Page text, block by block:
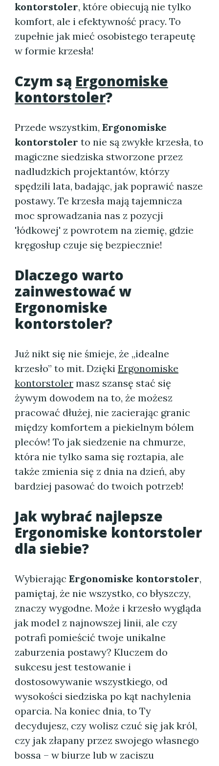
kontorstoler, które obiecują nie tylko
komfort, ale i efektywność pracy. To
zupełnie jak mieć osobistego terapeutę
w formie krzesła!
Czym są Ergonomiske
kontorstoler?
Przede wszystkim, Ergonomiske
kontorstoler to nie są zwykłe krzesła, to
magiczne siedziska stworzone przez
nadludzkich projektantów, którzy
spędzili lata, badając, jak poprawić nasze
postawy. Te krzesła mają tajemnicza
moc sprowadzania nas z pozycji
'łódkowej' z powrotem na ziemię, gdzie
kręgosłup czuje się bezpiecznie!
Dlaczego warto
zainwestować w
Ergonomiske
kontorstoler?
Już nikt się nie śmieje, że „idealne
krzesło” to mit. Dzięki Ergonomiske
kontorstoler masz szansę stać się
żywym dowodem na to, że możesz
pracować dłużej, nie zacierając granic
między komfortem a piekielnym bólem
pleców! To jak siedzenie na chmurze,
która nie tylko sama się roztapia, ale
także zmienia się z dnia na dzień, aby
bardziej pasować do twoich potrzeb!
Jak wybrać najlepsze
Ergonomiske kontorstoler
dla siebie?
Wybierając Ergonomiske kontorstoler,
pamiętaj, że nie wszystko, co błyszczy,
znaczy wygodne. Może i krzesło wygląda
jak model z najnowszej linii, ale czy
potrafi pomieścić twoje unikalne
zaburzenia postawy? Kluczem do
sukcesu jest testowanie i
dostosowywanie wszystkiego, od
wysokości siedziska po kąt nachylenia
oparcia. Na koniec dnia, to Ty
decydujesz, czy wolisz czuć się jak król,
czy jak złapany przez swojego własnego
bossa – w biurze lub w zaciszu